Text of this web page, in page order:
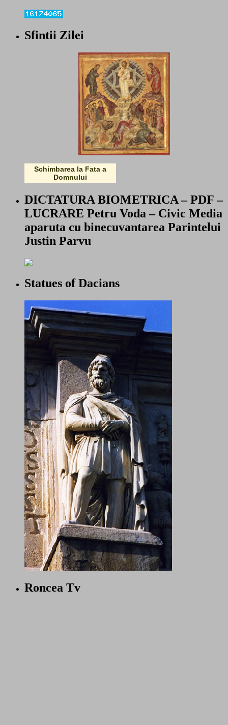
Sfintii Zilei
Schimbarea la Fata a
Domnului
DICTATURA BIOMETRICA – PDF –
LUCRARE Petru Voda – Civic Media
aparuta cu binecuvantarea Parintelui
Justin Parvu
Statues of Dacians
Roncea Tv